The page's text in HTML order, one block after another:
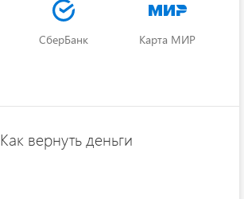
СберБанк Карта МИР
Как вернуть деньги